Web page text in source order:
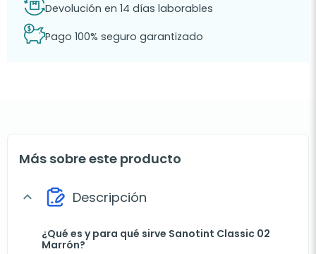
Devolución en 14 días laborables
Pago 100% seguro garantizado
Más sobre este producto
expand_more Descripción
¿Qué es y para qué sirve Sanotint Classic 02
Marrón?